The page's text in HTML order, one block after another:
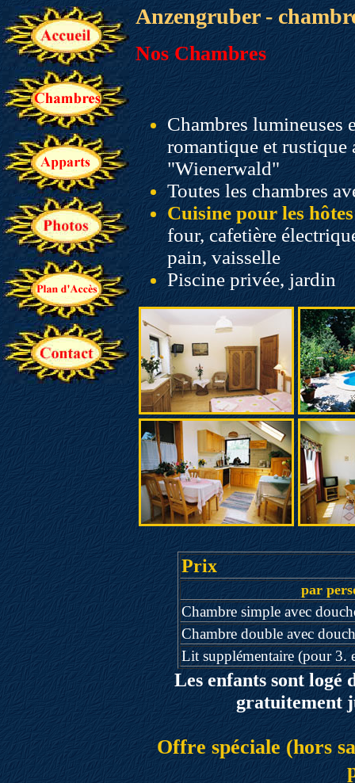
Anzengruber -
Nos Chambres
Chambres lumineuses
romantique et rustique
"Wienerwald"
Toutes les chambres
Cuisine pour les
four, cafetière
pain, vaisselle
Piscine privée, jardin
Prix
par
Chambre simple avec
Chambre double avec
Lit supplémentaire (pour 3.
Les enfants sont logé
gratuitement
Offre spéciale (hors